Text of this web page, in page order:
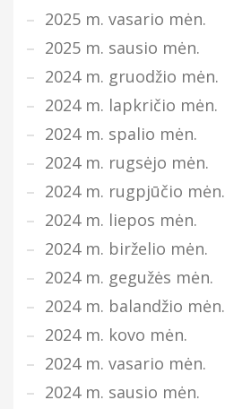
2025 m. vasario mėn.
2025 m. sausio mėn.
2024 m. gruodžio mėn.
2024 m. lapkričio mėn.
2024 m. spalio mėn.
2024 m. rugsėjo mėn.
2024 m. rugpjūčio mėn.
2024 m. liepos mėn.
2024 m. birželio mėn.
2024 m. gegužės mėn.
2024 m. balandžio mėn.
2024 m. kovo mėn.
2024 m. vasario mėn.
2024 m. sausio mėn.